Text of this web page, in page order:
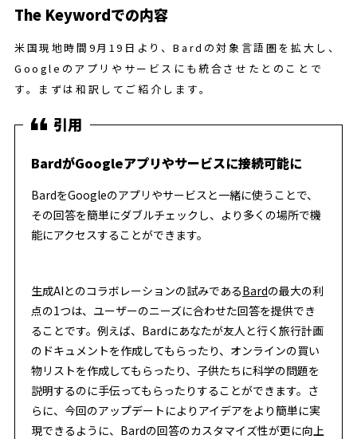
The Keywordでの内容
米国現地時間9月19日より、Bardの対象言語圏を拡大し、
Googleのアプリやサービスにも統合させたとのことで
す。まずは和訳してご紹介します。
BardがGoogleアプリやサービスに接続可能に
BardをGoogleのアプリやサービスと一緒に使うことで、
その回答を簡単にダブルチェックし、より多くの場所で機
能にアクセスすることができます。
生成AIとのコラボレーションの試みであるBardの最大の利
点の1つは、ユーザーのニーズに合わせた回答を提供でき
ることです。例えば、Bardにあなたが友人と行く旅行計画
のドキュメントを作成してもらったり、オンラインの買い
物リストを作成してもらったり、子供たちに科学の問題を
説明するのに手伝ってもらったりすることができます。さ
らに、今回のアップデートによりアイデアをより簡単に実
現できるように、Bardの回答のカスタマイズ性が更に向上